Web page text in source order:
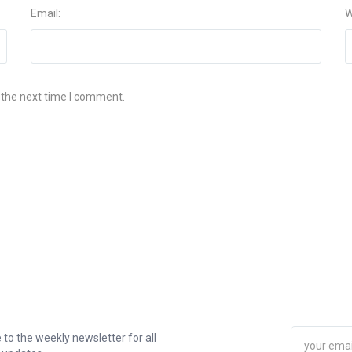
Email:
next time I comment.
to the weekly newsletter for all